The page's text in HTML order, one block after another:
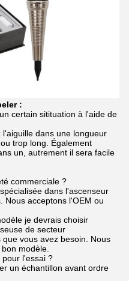
:
certain sitituation à l'aide de
dans une longueur
trop long. Également
un, autrement il sera facile
commerciale ?
dans l'ascenseur
Nous acceptons l'OEM ou
je devrais choisir
de secteur
vous avez besoin. Nous
modèle.
l'essai ?
un échantillon avant ordre